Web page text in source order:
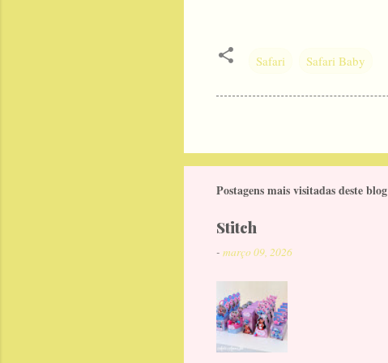
Safari Safari Baby
Postagens mais visitadas deste blog
Stitch
- março 09, 2026